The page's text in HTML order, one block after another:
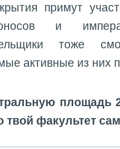
примут
и
тоже
активные из них
площадь
твой факультет